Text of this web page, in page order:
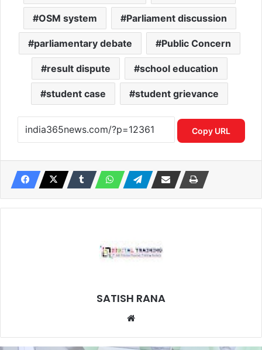
OSM system Parliament discussion
parliamentary debate Public Concern
result dispute school education
student case student grievance
Copy URL
SATISH RANA